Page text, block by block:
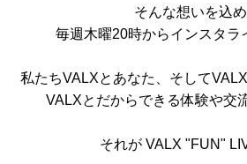
Special contents
コミュニティサイト
筋トレ大学PRO
そんな想いを込
毎週木曜20時からインスタラ
私たちVALXとあなた、そして
VALXとだからできる体験や交
それが VALX "FUN"